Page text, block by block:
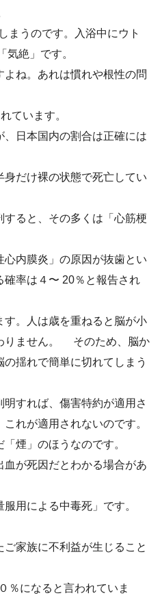
まうのです。入浴中にウト
絶」です。
ね。あれは慣れや根性の問
ています。
日本国内の割合は正確には
だけ裸の状態で死亡してい
ると、その多くは「心筋梗
内膜炎」の原因が抜歯とい
確率は４〜 20％と報告され
。人は歳を重ねると脳が小
りません。 そのため、脳か
揺れで簡単に切れてしまう
すれば、傷害特約が適用さ
れが適用されないのです。
煙」のほうなのです。
が死因だとわかる場合があ
服用による中毒死」です。
家族に不利益が生じること
％になると言われていま